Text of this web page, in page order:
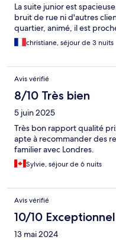
La suite junior est
bruit de rue ni d'autres
quartier, animé, il est
christiane, séjour de 3 nuits
Avis vérifié
8/10 Très bien
5 juin 2025
Très bon rapport qualité
apte à recommander des
familier avec Londres.
Sylvie, séjour de 6 nuits
Avis vérifié
10/10 Exceptionnel
13 mai 2024